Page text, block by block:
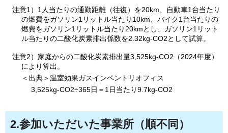
注意1）1人当たりの通勤距離（往復）を20km、自動車1台当たり
の燃費をガソリン1リットル当たり10km、バイク1台当たりの
燃費をガソリン1リットル当たり20kmとし、ガソリン1リット
ル当たりの二酸化炭素排出係数を2.32kg-CO2として試算。
注意2）家庭からの二酸化炭素排出量3,525kg-CO2（2024年度）
により算出。
＜出典＞温室効果ガスインベントリオフィス
3,525kg-CO2÷365日＝1日当たり9.7kg-CO2
2.参加いただいた事業所（順不同）